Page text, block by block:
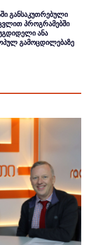
განსაკუთრებული
პროგრამებში
ანა
გამოცდილებაზე